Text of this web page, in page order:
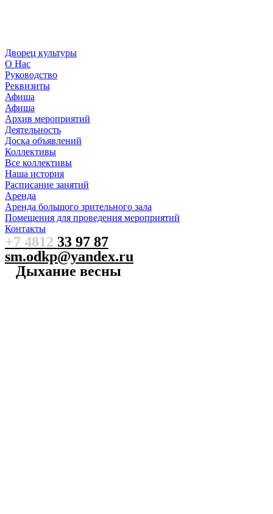
Дворец культуры
О Нас
Руководство
Реквизиты
Афиша
Афиша
Архив мероприятий
Деятельность
Доска объявлений
Коллективы
Все коллективы
Наша история
Расписание занятий
Аренда
Аренда большого зрительного зала
Помещения для проведения мероприятий
Контакты
+7 4812 33 97 87
sm.odkp@yandex.ru
Дыхание весны